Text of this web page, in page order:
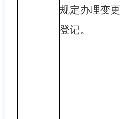
规定办理变更
登记。